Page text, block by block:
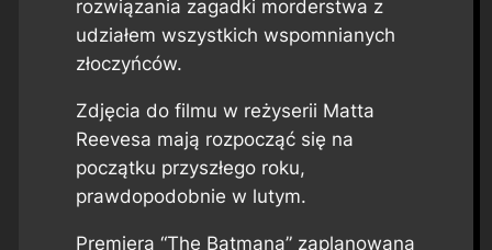
rozwiązania zagadki morderstwa z
udziałem wszystkich wspomnianych
złoczyńców.
Zdjęcia do filmu w reżyserii Matta
Reevesa mają rozpocząć się na
początku przyszłego roku,
prawdopodobnie w lutym.
Premiera “The Batmana” zaplanowana